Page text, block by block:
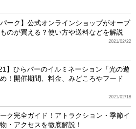
パーク】公式オンラインショップがオープ
のが買える？使い方や送料などを解説
2021/02/22
】ひらパーのイルミネーション「光の遊
！開催期間、料金、みどころやフード
2021/02/18
ク完全ガイド！アトラクション・季節イ
・アクセスを徹底解説！